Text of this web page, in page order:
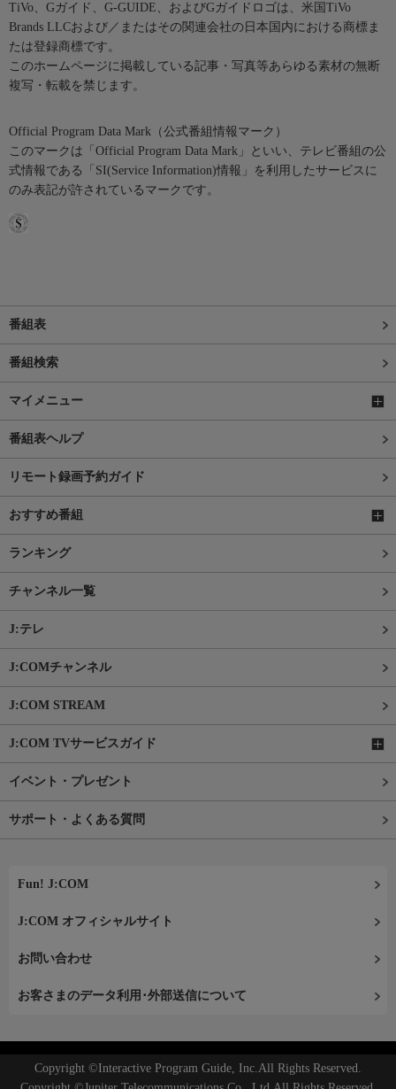
TiVo、Gガイド、G-GUIDE、およびGガイドロゴは、米国TiVo
Brands LLCおよび／またはその関連会社の日本国内における商標ま
たは登録商標です。
このホームページに掲載している記事・写真等あらゆる素材の無断
複写・転載を禁じます。
Official Program Data Mark（公式番組情報マーク）
このマークは「Official Program Data Mark」といい、テレビ番組の公
式情報である「SI(Service Information)情報」を利用したサービスに
のみ表記が許されているマークです。
番組表
番組検索
マイメニュー
番組表ヘルプ
リモート録画予約ガイド
おすすめ番組
ランキング
チャンネル一覧
J:テレ
J:COMチャンネル
J:COM STREAM
J:COM TVサービスガイド
イベント・プレゼント
サポート・よくある質問
Fun! J:COM
J:COM オフィシャルサイト
お問い合わせ
お客さまのデータ利用･外部送信について
Copyright ©Interactive Program Guide, Inc.All Rights Reserved.